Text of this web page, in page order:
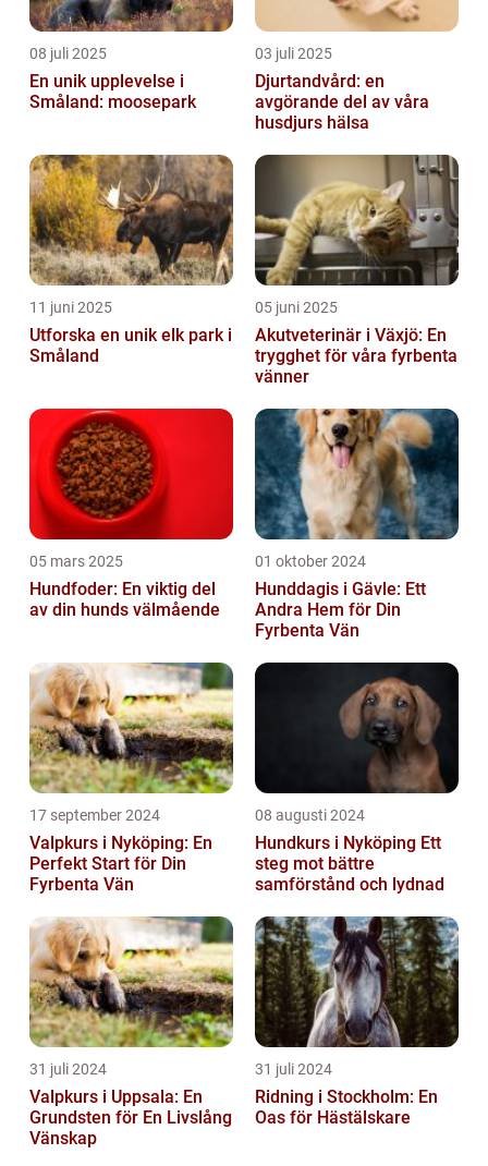
08 juli 2025
En unik upplevelse i
Småland: moosepark
03 juli 2025
Djurtandvård: en
avgörande del av våra
husdjurs hälsa
11 juni 2025
Utforska en unik elk park i
Småland
05 juni 2025
Akutveterinär i Växjö: En
trygghet för våra fyrbenta
vänner
05 mars 2025
Hundfoder: En viktig del
av din hunds välmående
01 oktober 2024
Hunddagis i Gävle: Ett
Andra Hem för Din
Fyrbenta Vän
17 september 2024
Valpkurs i Nyköping: En
Perfekt Start för Din
Fyrbenta Vän
08 augusti 2024
Hundkurs i Nyköping Ett
steg mot bättre
samförstånd och lydnad
31 juli 2024
Valpkurs i Uppsala: En
Grundsten för En Livslång
Vänskap
31 juli 2024
Ridning i Stockholm: En
Oas för Hästälskare